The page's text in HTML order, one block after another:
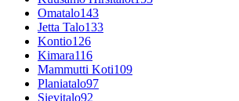
Omatalo143
Jetta Talo133
Kontio126
Kimara116
Mammutti Koti109
Planiatalo97
Sievitalo92